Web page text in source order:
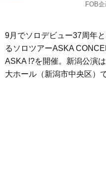
FOB
9月でソロデビュー37周年
るソロツアーASKA
ASKA !?を開催。新潟公演
大ホール（新潟市中央区）